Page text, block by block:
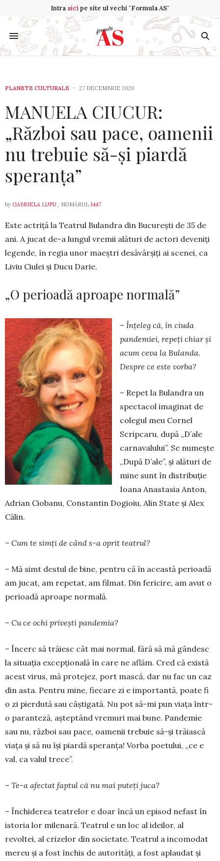
Intra aicipe site ul vechi "Formula AS"
PLANETE CULTURALE 27 DECEMBRIE 2020
MANUELA CIUCUR:
„Război sau pace, oamenii
nu trebuie să-și piardă
speranța”
by GABRIELA LUPU , NUMĂRUL 1447
Este actriță la Teatrul Bulandra din Bucu­rești de 35 de
ani. A jucat de-a lun­gul vre­mii alături de actori deveniți
le­gen­de, în regia unor maeștri desăvârșiți ai scenei, ca
Liviu Ciulei și Ducu Darie.
„O perioadă aproape normală”
– Înţeleg că, în ciuda
pandemiei, repeți chiar și
acum ceva la Bulanda.
Despre ce este vorba?
– Repet la Bulandra un
spectacol imaginat de
colegul meu Cornel
Scripcaru, după „D’ale
carna­va­lului”. Se numește
„După D’ale”, și alături de
mi­ne sunt în distribuție
Ioana Anastasia Anton,
Adrian Ciobanu, Constantin Dogioiu, Alin State și Alex
Călin.
– Cum te simți de când s-a oprit teatrul?
– Mă simt destul de bine, pentru că în această perioadă
am jucat, am repetat, am filmat. Din fe­ri­cire, am avut o
perioadă aproape normală.
– Cu ce ochi privești pandemia?
– Încerc să trăiesc cât mai normal, fără să mă gândesc
la situația excepțională în care ne aflăm. Cred că există
acest virus, mă protejez, port mască, dar nu fac un caz
din asta. Pentru mine, fiecare zi e importantă, poate fi
o zi pierdută sau câștigată. Nu pot să-mi pun viața într-
o paranteză, așteptând vremuri mai bune. Pandemie
sau nu, război sau pace, oamenii trebuie să-și trăiască
viața și să nu își piardă speranța! Vorba poetului, „ce e
val, ca valul trece”.
– Te-a afectat faptul că nu mai puteți juca?
– Închiderea teatrelor e doar încă un episod ne­fast în
istoria lor milenară. Teatrul e un loc al ide­ilor, al
revoltei, al crizelor din societate. Teatrul a incomodat
mereu și a fost închis de autorități, a fost aplaudat şi